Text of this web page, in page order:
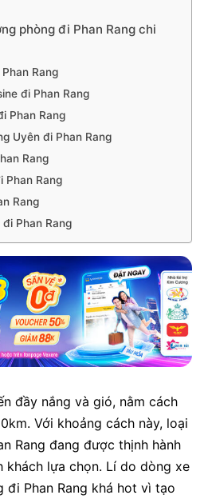
phòng đi Phan Rang chi
Rang
đi Phan Rang
Phan Rang
Uyên đi Phan Rang
Rang
Phan Rang
Rang
Phan Rang
đầy nắng và gió, nằm cách
Với khoảng cách này, loại
Rang đang được thịnh hành
khách lựa chọn. Lí do dòng xe
đi Phan Rang khá hot vì tạo